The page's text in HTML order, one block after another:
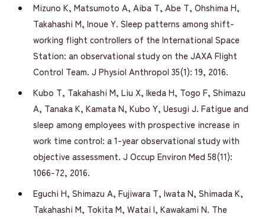
Mizuno K, Matsumoto A, Aiba T, Abe T, Ohshima H,
Takahashi M, Inoue Y. Sleep patterns among shift-
working flight controllers of the International Space
Station: an observational study on the JAXA Flight
Control Team. J Physiol Anthropol 35(1): 19, 2016.
Kubo T, Takahashi M, Liu X, Ikeda H, Togo F, Shimazu
A, Tanaka K, Kamata N, Kubo Y, Uesugi J. Fatigue and
sleep among employees with prospective increase in
work time control: a 1-year observational study with
objective assessment. J Occup Environ Med 58(11):
1066-72, 2016.
Eguchi H, Shimazu A, Fujiwara T, Iwata N, Shimada K,
Takahashi M, Tokita M, Watai I, Kawakami N. The